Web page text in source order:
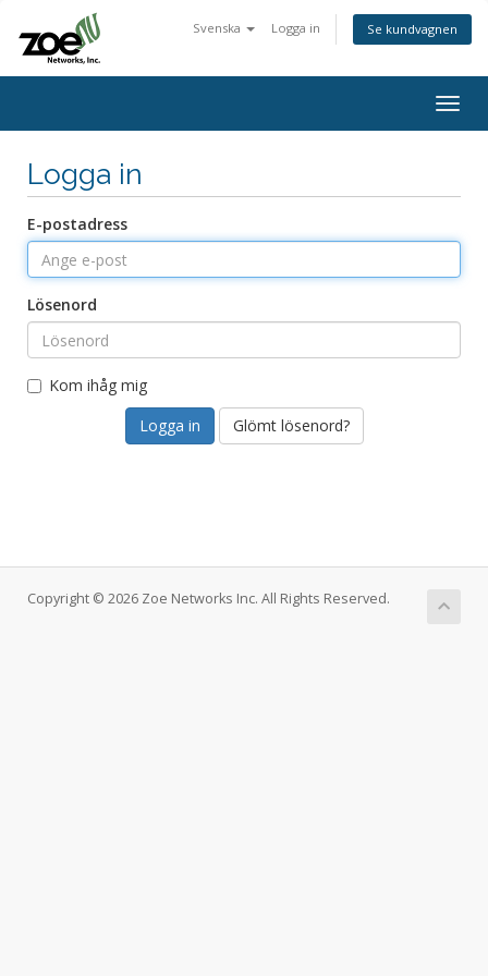
Svenska Logga in Se kundvagnen
Logga in
E-postadress
Lösenord
Kom ihåg mig
Glömt lösenord?
Copyright © 2026 Zoe Networks Inc. All Rights Reserved.